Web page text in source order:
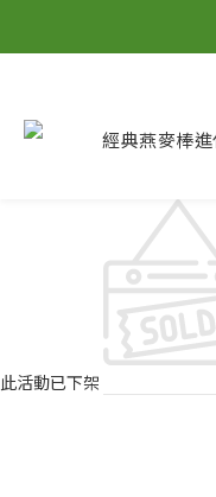
經典燕麥棒
此活動已下架